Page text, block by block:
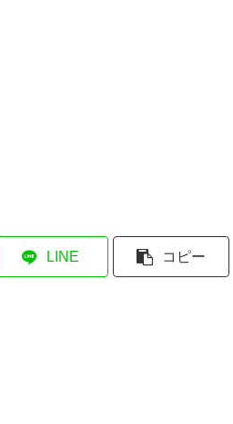
LINE コピー